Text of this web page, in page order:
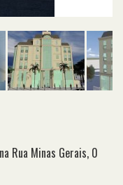
Rua Minas Gerais, 0